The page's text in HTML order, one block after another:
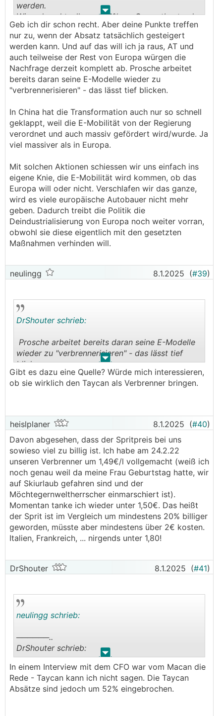
. .
werden.
Wir reden aktuell von 3-4% am Gesamtbestand
und in einigen Märkten 10-20%
Neuzulassungsanteil, einige weniger, einige mehr.
Warte mal, was der Verbrenner kostet, wenn
a) die teureren Emissionsvorgaben erfüllt werden
müssen (zu teuer im Kleinwagen)
werden -> weniger Stückzahl bei höheren Kosten
c) Batteriepreise weiter fallend (Feststoffbatterie
in den Startlöchern in den kommenden Jahren)
Geb ich dir schon recht. Aber deine Punkte treffen
nur zu, wenn der Absatz tatsächlich gesteigert
werden kann. Und auf das will ich ja raus, AT und
auch teilweise der Rest von Europa würgen die
Nachfrage derzeit komplett ab. Prosche arbeitet
bereits daran seine E-Modelle wieder zu
"verbrennerisieren" - das lässt tief blicken.
In China hat die Transformation auch nur so schnell
geklappt, weil die E-Mobilität von der Regierung
verordnet und auch massiv gefördert wird/wurde. Ja
viel massiver als in Europa.
Mit solchen Aktionen schiessen wir uns einfach ins
eigene Knie, die E-Mobilität wird kommen, ob das
Europa will oder nicht. Verschlafen wir das ganze,
wird es viele europäische Autobauer nicht mehr
geben. Dadurch treibt die Politik die
Deindustrialisierung von Europa noch weiter vorran,
obwohl sie diese eigentlich mit den gesetzten
Maßnahmen verhinden will.
neulingg 8.1.2025 (#39)
. .
DrShouter schrieb:
Prosche arbeitet bereits daran seine E-Modelle
wieder zu "verbrennerisieren" - das lässt tief
blicken.
Gibt es dazu eine Quelle? Würde mich interessieren,
ob sie wirklich den Taycan als Verbrenner bringen.
heislplaner 8.1.2025 (#40)
Davon abgesehen, dass der Spritpreis bei uns
sowieso viel zu billig ist. Ich habe am 24.2.22
unseren Verbrenner um 1,49€/l vollgemacht (weiß ich
noch genau weil da meine Frau Geburtstag hatte, wir
auf Skiurlaub gefahren sind und der
Möchtegernweltherrscher einmarschiert ist).
Momentan tanke ich wieder unter 1,50€. Das heißt
der Sprit ist im Vergleich um mindestens 20% billiger
geworden, müsste aber mindestens über 2€ kosten.
Italien, Frankreich, ... nirgends unter 1,80!
DrShouter 8.1.2025 (#41)
. .
neulingg schrieb:
──────..
DrShouter schrieb:
Prosche arbeitet bereits daran seine E-Modelle
wieder zu "verbrennerisieren" - das lässt tief
blicken.
In einem Interview mit dem CFO war vom Macan die
Rede - Taycan kann ich nicht sagen. Die Taycan
Absätze sind jedoch um 52% eingebrochen.